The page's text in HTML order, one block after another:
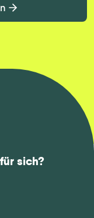
sich?